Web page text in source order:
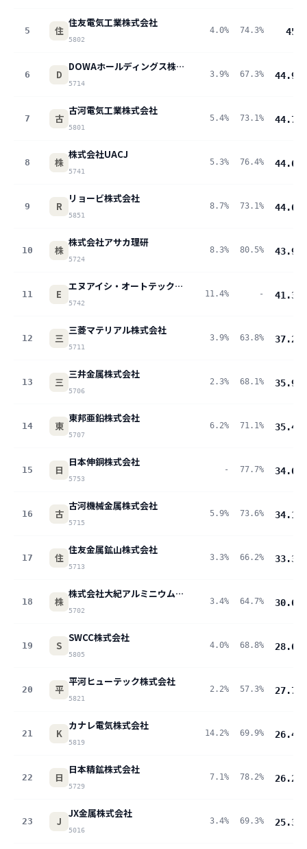
5 住
住友電気工業株式会社
5802
4.0% 74.3% 45
6 D
DOWAホールディングス株式会社
5714
3.9% 67.3% 44.9
7 古
古河電気工業株式会社
5801
5.4% 73.1% 44.7
8 株
株式会社UACJ
5741
5.3% 76.4% 44.6
9 R
リョービ株式会社
5851
8.7% 73.1% 44.6
10 株
株式会社アサカ理研
5724
8.3% 80.5% 43.9
11 E
エヌアイシ・オートテック株式会社
5742
11.4% - 41.3
12 三
三菱マテリアル株式会社
5711
3.9% 63.8% 37.2
13 三
三井金属株式会社
5706
2.3% 68.1% 35.9
14 東
東邦亜鉛株式会社
5707
6.2% 71.1% 35.4
15 日
日本伸銅株式会社
5753
- 77.7% 34.6
16 古
古河機械金属株式会社
5715
5.9% 73.6% 34.1
17 住
住友金属鉱山株式会社
5713
3.3% 66.2% 33.3
18 株
株式会社大紀アルミニウム工業所
5702
3.4% 64.7% 30.6
19 S
SWCC株式会社
5805
4.0% 68.8% 28.6
20 平
平河ヒューテック株式会社
5821
2.2% 57.3% 27.7
21 K
カナレ電気株式会社
5819
14.2% 69.9% 26.4
22 日
日本精鉱株式会社
5729
7.1% 78.2% 26.2
23 J
JX金属株式会社
5016
3.4% 69.3% 25.3